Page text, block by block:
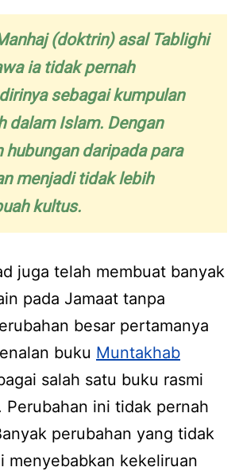
(doktrin) asal Tablighi
ia tidak pernah
sebagai kumpulan
dalam Islam. Dengan
hubungan daripada para
menjadi tidak lebih
kultus.
juga telah membuat banyak
pada Jamaat tanpa
besar pertamanya
buku Muntakhab
salah satu buku rasmi
Perubahan ini tidak pernah
perubahan yang tidak
menyebabkan kekeliruan